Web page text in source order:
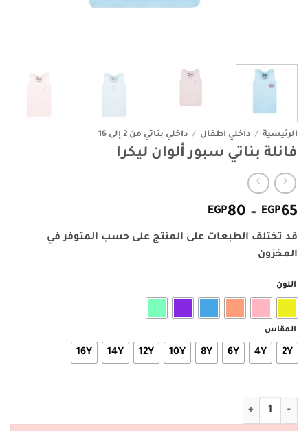
الرئيسية / داخلي اطفال / داخلي بناتي من 2 إلى 16
فانلة بناتي سبور ألوان ليكرا
EGP65
–
EGP80
السعر:
من
قد تختلف الطبعات على المنتج على حسب المتوفر في
المخزون
اللون
المقاس
2Y
4Y
6Y
8Y
10Y
12Y
14Y
16Y
كمية فانلة بناتي سبور ألوان ليكرا